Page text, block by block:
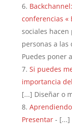
conferencias «
sociales
personas a
Puedes poner
Si puedes
importancia
[...] Diseñar o
Presentar- [...]